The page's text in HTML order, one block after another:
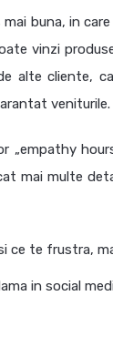
buna, in
vinzi
alte cliente,
veniturile.
„empathy
mai multe
ce te frustra,
in social